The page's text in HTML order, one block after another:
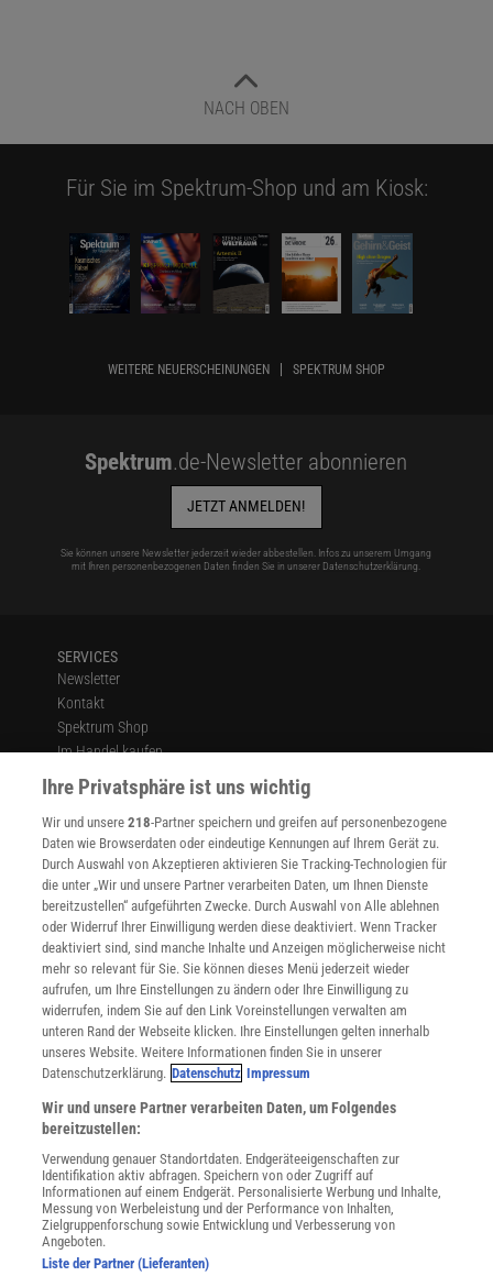
NACH OBEN
Für Sie im Spektrum-Shop und am Kiosk:
WEITERE NEUERSCHEINUNGEN SPEKTRUM SHOP
Spektrum.de-Newsletter abonnieren
JETZT ANMELDEN!
Sie können unsere Newsletter jederzeit wieder abbestellen. Infos zu unserem Umgang
mit Ihren personenbezogenen Daten finden Sie in unserer Datenschutzerklärung.
SERVICES
Newsletter
Kontakt
Spektrum Shop
Im Handel kaufen
Presse
Verträge kündigen
Widerruf
INFO
Mediadaten
Datenschutz
Nutzungsbedingungen
Cookie-Einstellungen
Utiq verwalten
Nutzungsbasierte Onlinewerbung
Alle Artikel
Impressum
Angebote für Schulen
Angebote für Institutionen
Sprachen lernen mit Gymglish
Lexika
Für Spektrum schreiben
Zugänglichkeitserklärung
Ihre Privatsphäre ist uns wichtig
Wir und unsere218-Partner speichern und greifen auf personenbezogene
Daten wie Browserdaten oder eindeutige Kennungen auf Ihrem Gerät zu.
Durch Auswahl von Akzeptieren aktivieren Sie Tracking-Technologien für
die unter „Wir und unsere Partner verarbeiten Daten, um Ihnen Dienste
bereitzustellen“ aufgeführten Zwecke. Durch Auswahl von Alle ablehnen
oder Widerruf Ihrer Einwilligung werden diese deaktiviert. Wenn Tracker
deaktiviert sind, sind manche Inhalte und Anzeigen möglicherweise nicht
mehr so relevant für Sie. Sie können dieses Menü jederzeit wieder
aufrufen, um Ihre Einstellungen zu ändern oder Ihre Einwilligung zu
widerrufen, indem Sie auf den Link Voreinstellungen verwalten am
unteren Rand der Webseite klicken. Ihre Einstellungen gelten innerhalb
unseres Website. Weitere Informationen finden Sie in unserer
Datenschutzerklärung. Datenschutz Impressum
Wir und unsere Partner verarbeiten Daten, um Folgendes
bereitzustellen:
Verwendung genauer Standortdaten. Endgeräteeigenschaften zur
Identifikation aktiv abfragen. Speichern von oder Zugriff auf
Informationen auf einem Endgerät. Personalisierte Werbung und Inhalte,
Messung von Werbeleistung und der Performance von Inhalten,
Zielgruppenforschung sowie Entwicklung und Verbesserung von
Angeboten.
Liste der Partner (Lieferanten)